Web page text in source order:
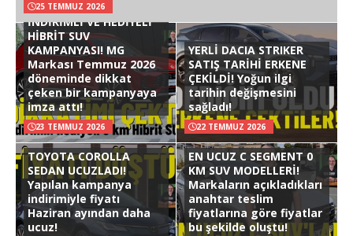
25 TEMMUZ 2026
İNDİRİMLİ VE HEDİYELİ
HİBRİT SUV
KAMPANYASI! MG
Markası Temmuz 2026
döneminde dikkat
çeken bir kampanyaya
imza attı!
23 TEMMUZ 2026
YERLİ DACIA STRIKER
SATIŞ TARİHİ ERKENE
ÇEKİLDİ! Yoğun ilgi
tarihin değişmesini
sağladı!
22 TEMMUZ 2026
TOYOTA COROLLA
SEDAN UCUZLADI!
Yapılan kampanya
indirimiyle fiyatı
Haziran ayından daha
ucuz!
EN UCUZ C SEGMENT 0
KM SUV MODELLERİ!
Markaların açıkladıkları
anahtar teslim
fiyatlarına göre fiyatlar
bu şekilde oluştu!